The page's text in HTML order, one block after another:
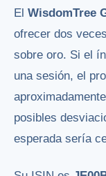
El WisdomTree
ofrecer dos
sobre oro. Si el
una sesión, el
posibles
esperada sería